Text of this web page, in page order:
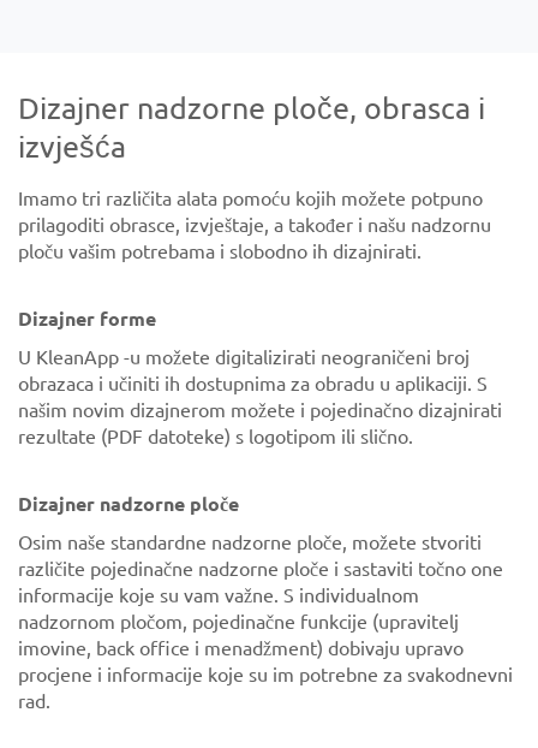
Dizajner nadzorne ploče, obrasca i
izvješća
Imamo tri različita alata pomoću kojih možete potpuno
prilagoditi obrasce, izvještaje, a također i našu nadzornu
ploču vašim potrebama i slobodno ih dizajnirati.
Dizajner forme
U KleanApp -u možete digitalizirati neograničeni broj
obrazaca i učiniti ih dostupnima za obradu u aplikaciji. S
našim novim dizajnerom možete i pojedinačno dizajnirati
rezultate (PDF datoteke) s logotipom ili slično.
Dizajner nadzorne ploče
Osim naše standardne nadzorne ploče, možete stvoriti
različite pojedinačne nadzorne ploče i sastaviti točno one
informacije koje su vam važne. S individualnom
nadzornom pločom, pojedinačne funkcije (upravitelj
imovine, back office i menadžment) dobivaju upravo
procjene i informacije koje su im potrebne za svakodnevni
rad.